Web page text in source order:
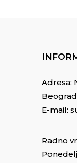
Adresa:
E-mail:
Radno